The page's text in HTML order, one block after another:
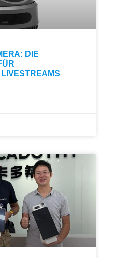
DIE